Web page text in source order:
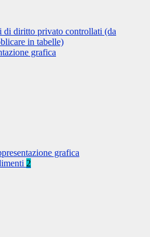
di diritto privato controllati (da
in tabelle)
grafica
grafica
2